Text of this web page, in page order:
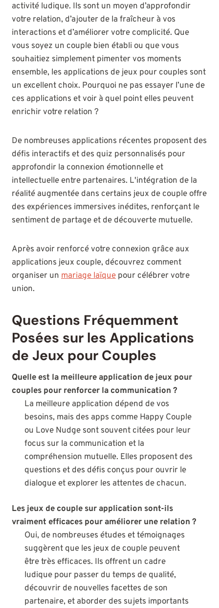
activité ludique. Ils sont un moyen d’approfondir
votre relation, d’ajouter de la fraîcheur à vos
interactions et d’améliorer votre complicité. Que
vous soyez un couple bien établi ou que vous
souhaitiez simplement pimenter vos moments
ensemble, les applications de jeux pour couples sont
un excellent choix. Pourquoi ne pas essayer l’une de
ces applications et voir à quel point elles peuvent
enrichir votre relation ?
De nombreuses applications récentes proposent des
défis interactifs et des quiz personnalisés pour
approfondir la connexion émotionnelle et
intellectuelle entre partenaires. L'intégration de la
réalité augmentée dans certains jeux de couple offre
des expériences immersives inédites, renforçant le
sentiment de partage et de découverte mutuelle.
Après avoir renforcé votre connexion grâce aux
applications jeux couple, découvrez comment
organiser un mariage laïque pour célébrer votre
union.
Questions Fréquemment
Posées sur les Applications
de Jeux pour Couples
Quelle est la meilleure application de jeux pour
couples pour renforcer la communication ?
La meilleure application dépend de vos
besoins, mais des apps comme Happy Couple
ou Love Nudge sont souvent citées pour leur
focus sur la communication et la
compréhension mutuelle. Elles proposent des
questions et des défis conçus pour ouvrir le
dialogue et explorer les attentes de chacun.
Les jeux de couple sur application sont-ils
vraiment efficaces pour améliorer une relation ?
Oui, de nombreuses études et témoignages
suggèrent que les jeux de couple peuvent
être très efficaces. Ils offrent un cadre
ludique pour passer du temps de qualité,
découvrir de nouvelles facettes de son
partenaire, et aborder des sujets importants